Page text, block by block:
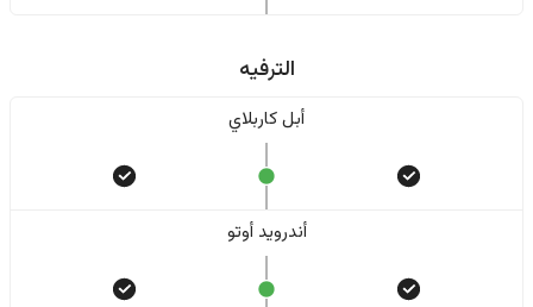
الترفيه
أبل كاربلاي
أندرويد أوتو